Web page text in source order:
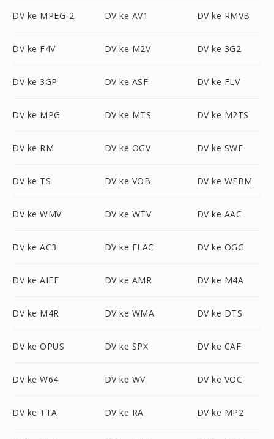
DV ke MPEG-2 DV ke AV1 DV ke RMVB
DV ke F4V DV ke M2V DV ke 3G2
DV ke 3GP DV ke ASF DV ke FLV
DV ke MPG DV ke MTS DV ke M2TS
DV ke RM DV ke OGV DV ke SWF
DV ke TS DV ke VOB DV ke WEBM
DV ke WMV DV ke WTV DV ke AAC
DV ke AC3 DV ke FLAC DV ke OGG
DV ke AIFF DV ke AMR DV ke M4A
DV ke M4R DV ke WMA DV ke DTS
DV ke OPUS DV ke SPX DV ke CAF
DV ke W64 DV ke WV DV ke VOC
DV ke TTA DV ke RA DV ke MP2